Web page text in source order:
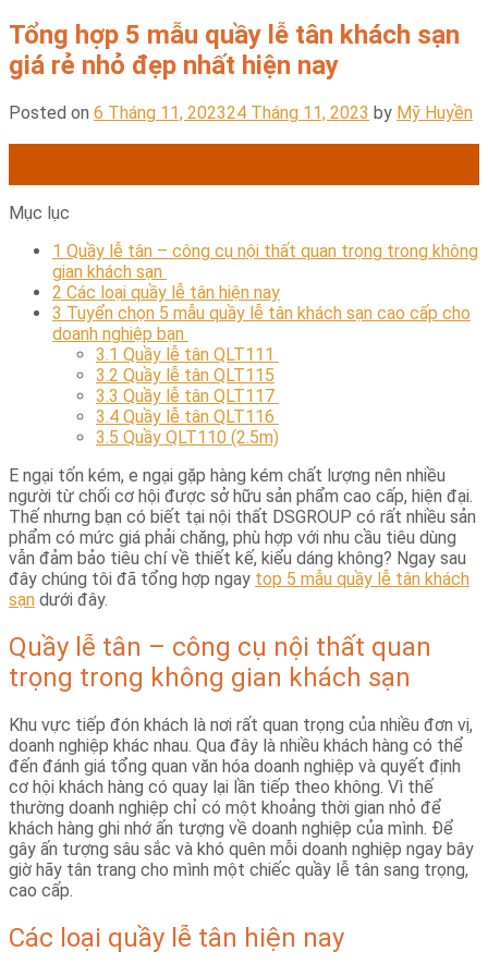
Tổng hợp 5 mẫu quầy lễ tân khách sạn
giá rẻ nhỏ đẹp nhất hiện nay
Posted on 6 Tháng 11, 202324 Tháng 11, 2023 by Mỹ Huyền
Mục lục
1 Quầy lễ tân – công cụ nội thất quan trọng trong không
gian khách sạn
2 Các loại quầy lễ tân hiện nay
3 Tuyển chọn 5 mẫu quầy lễ tân khách sạn cao cấp cho
doanh nghiệp bạn
3.1 Quầy lễ tân QLT111
3.2 Quầy lễ tân QLT115
3.3 Quầy lễ tân QLT117
3.4 Quầy lễ tân QLT116
3.5 Quầy QLT110 (2.5m)
E ngại tốn kém, e ngại gặp hàng kém chất lượng nên nhiều
người từ chối cơ hội được sở hữu sản phẩm cao cấp, hiện đại.
Thế nhưng bạn có biết tại nội thất DSGROUP có rất nhiều sản
phẩm có mức giá phải chăng, phù hợp với nhu cầu tiêu dùng
vẫn đảm bảo tiêu chí về thiết kế, kiểu dáng không? Ngay sau
đây chúng tôi đã tổng hợp ngay top 5 mẫu quầy lễ tân khách
sạn dưới đây.
Quầy lễ tân – công cụ nội thất quan
trọng trong không gian khách sạn
Khu vực tiếp đón khách là nơi rất quan trọng của nhiều đơn vị,
doanh nghiệp khác nhau. Qua đây là nhiều khách hàng có thể
đến đánh giá tổng quan văn hóa doanh nghiệp và quyết định
cơ hội khách hàng có quay lại lần tiếp theo không. Vì thế
thường doanh nghiệp chỉ có một khoảng thời gian nhỏ để
khách hàng ghi nhớ ấn tượng về doanh nghiệp của mình. Để
gây ấn tượng sâu sắc và khó quên mỗi doanh nghiệp ngay bây
giờ hãy tân trang cho mình một chiếc quầy lễ tân sang trọng,
cao cấp.
Các loại quầy lễ tân hiện nay